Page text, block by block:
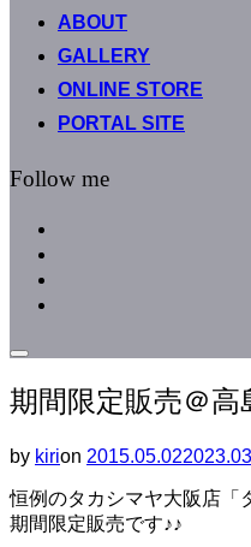
ABOUT
GALLERY
ONLINE STORE
PORTAL SITE
Follow me
サ
イ
ド
ー
と
ナ
ビ
ゲ
期間限定販売＠高
by kirion 投
日:
2015.05.02
恒例のタカシマヤ大阪店「
期間限定販売です♪♪